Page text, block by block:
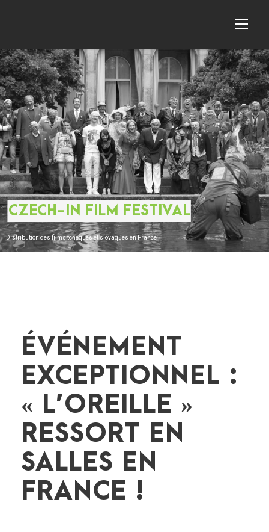
CZECH-IN FILM FESTIVAL
Distribution des films tchèques et slovaques en France
ÉVÉNEMENT
EXCEPTIONNEL :
« L’OREILLE »
RESSORT EN
SALLES EN
FRANCE !